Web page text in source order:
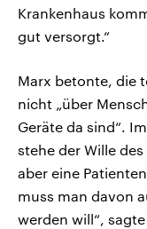
Krankenhaus
gut versorgt.“
Marx betonte, die
nicht „über
Geräte da sind“.
stehe der Wille
aber eine
muss man davon
werden will“,